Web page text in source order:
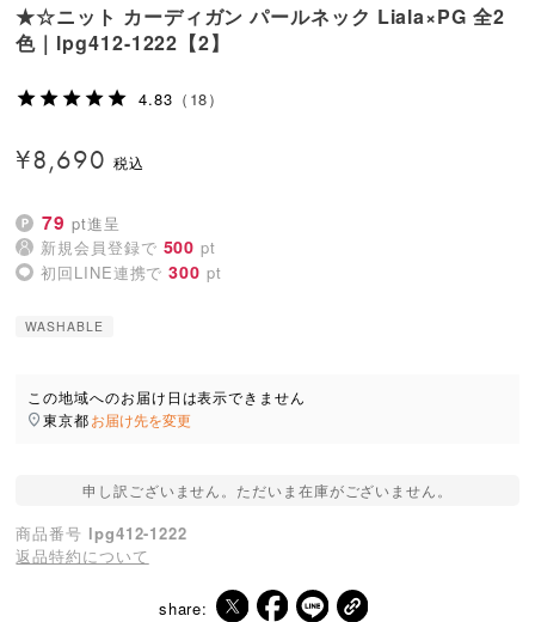
★☆ニット カーディガン パールネック Liala×PG 全2
色｜lpg412-1222【2】
4.83 （18）
¥8,690
79 pt進呈
新規会員登録で 500 pt
初回LINE連携で 300 pt
WASHABLE
この地域へのお届け日は表示できません
東京都お届け先を変更
申し訳ございません。ただいま在庫がございません。
商品番号 lpg412-1222
返品特約について
share: